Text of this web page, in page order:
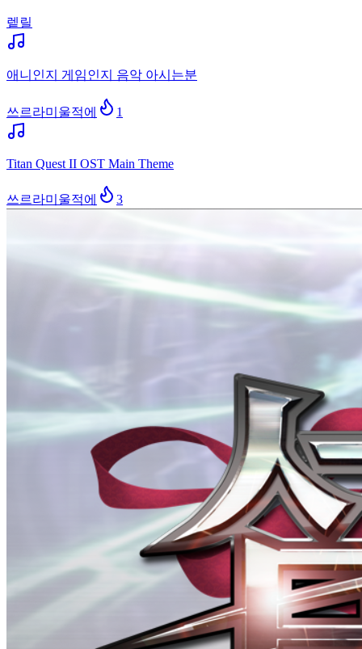
렡릴
애니인지 게임인지 음악 아시는분
쓰르라미울적에 1
Titan Quest II OST Main Theme
쓰르라미울적에 3